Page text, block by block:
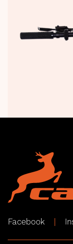
Facebook